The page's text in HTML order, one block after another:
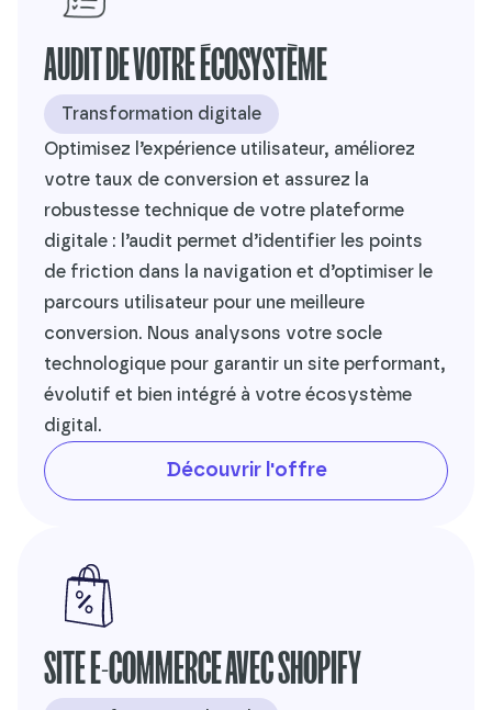
AUDIT DE VOTRE ÉCOSYSTÈME
Transformation digitale
Optimisez l’expérience utilisateur, améliorez
votre taux de conversion et assurez la
robustesse technique de votre plateforme
digitale : l’audit permet d’identifier les points
de friction dans la navigation et d’optimiser le
parcours utilisateur pour une meilleure
conversion. Nous analysons votre socle
technologique pour garantir un site performant,
évolutif et bien intégré à votre écosystème
digital.
Découvrir l'offre
SITE E-COMMERCE AVEC SHOPIFY